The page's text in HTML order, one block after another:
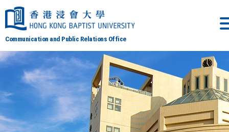
Communication and Public Relations Office